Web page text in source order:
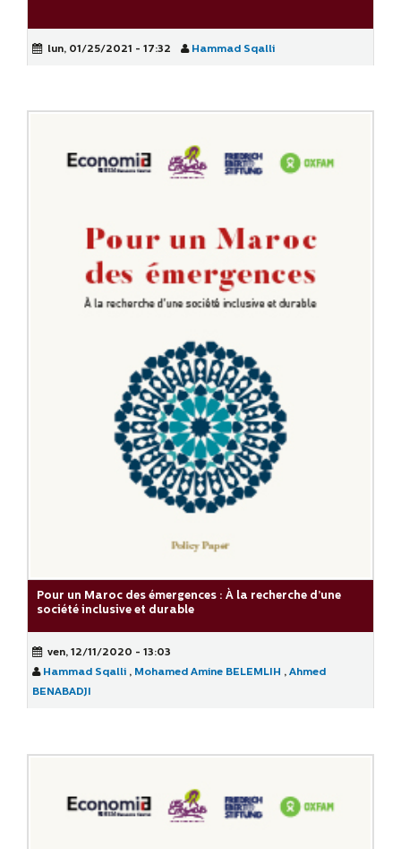
lun, 01/25/2021 - 17:32 Hammad Sqalli
Pour un Maroc des émergences : À la recherche d’une
société inclusive et durable
ven, 12/11/2020 - 13:03
Hammad Sqalli , Mohamed Amine BELEMLIH , Ahmed
BENABADJI